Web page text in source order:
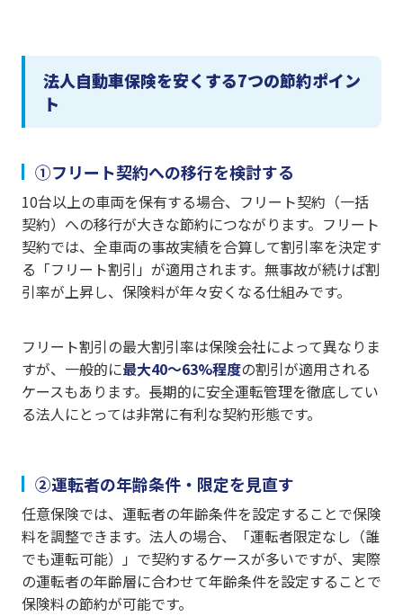
法人自動車保険を安くする7つの節約ポイン
ト
①フリート契約への移行を検討する
10台以上の車両を保有する場合、フリート契約（一括
契約）への移行が大きな節約につながります。フリート
契約では、全車両の事故実績を合算して割引率を決定す
る「フリート割引」が適用されます。無事故が続けば割
引率が上昇し、保険料が年々安くなる仕組みです。
フリート割引の最大割引率は保険会社によって異なりま
すが、一般的に最大40〜63%程度の割引が適用される
ケースもあります。長期的に安全運転管理を徹底してい
る法人にとっては非常に有利な契約形態です。
②運転者の年齢条件・限定を見直す
任意保険では、運転者の年齢条件を設定することで保険
料を調整できます。法人の場合、「運転者限定なし（誰
でも運転可能）」で契約するケースが多いですが、実際
の運転者の年齢層に合わせて年齢条件を設定することで
保険料の節約が可能です。